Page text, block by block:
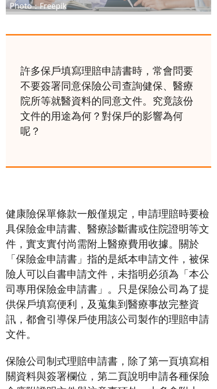
Photo：Freepik
許多保戶填寫理賠申請書時，常會問要
不要簽署同意保險公司查詢健保、醫療
院所等就醫資料的同意文件。究竟該份
文件的用途為何？對保戶的影響為何
呢？
健康險保單條款一般僅規定，申請理賠時要檢
具保險金申請書、醫療診斷書或住院證明等文
件，實支實付尚需附上醫療費用收據。關於
「保險金申請書」指的是紙本申請文件，被保
險人可以自書申請文件，未指明必須為「本公
司專用保險金申請書」。只是保險公司為了提
供保戶填寫便利，及蒐集到醫療事故完整資
訊，都會引導保戶使用該公司製作的理賠申請
文件。
保險公司制式理賠申請書，除了第一頁填寫相
關資料與簽署欄位，第二頁說明申請各種保險